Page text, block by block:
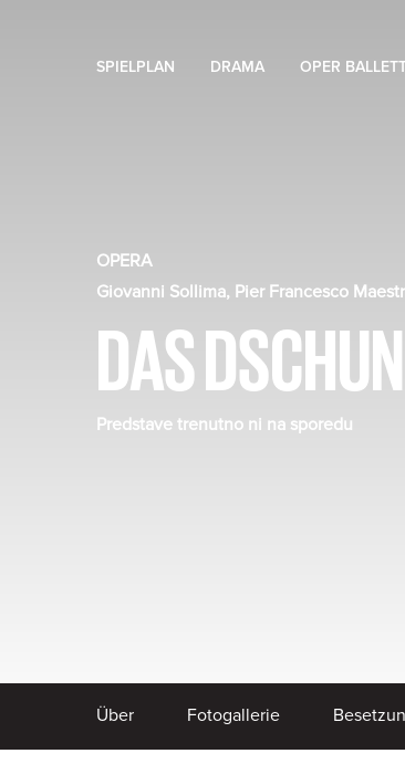
SPIELPLAN DRAMA OPER
OPERA
Giovanni Sollima, Pier Francesco
DAS
Predstave trenutno ni na sporedu
Über Fotogallerie